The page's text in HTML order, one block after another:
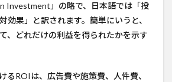
Investment」の略で、日本語では「投
効果」と訳されます。簡単にいうと、
、どれだけの利益を得られたかを示す
るROIは、広告費や施策費、人件費、